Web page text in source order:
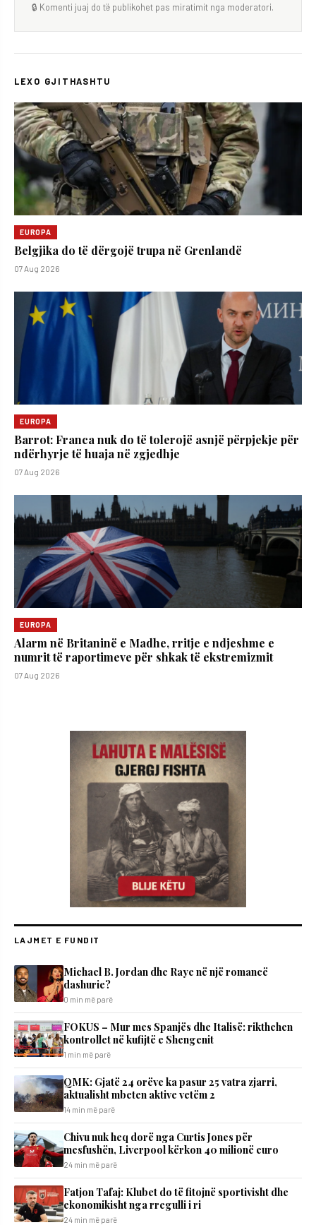
🔒 Komenti juaj do të publikohet pas miratimit nga moderatori.
LEXO GJITHASHTU
EUROPA
Belgjika do të dërgojë trupa në Grenlandë
07 Aug 2026
EUROPA
Barrot: Franca nuk do të tolerojë asnjë përpjekje për
ndërhyrje të huaja në zgjedhje
07 Aug 2026
EUROPA
Alarm në Britaninë e Madhe, rritje e ndjeshme e
numrit të raportimeve për shkak të ekstremizmit
07 Aug 2026
LAJMET E FUNDIT
Michael B. Jordan dhe Raye në një romancë
dashurie?
0 min më parë
FOKUS – Mur mes Spanjës dhe Italisë: rikthehen
kontrollet në kufijtë e Shengenit
1 min më parë
QMK: Gjatë 24 orëve ka pasur 25 vatra zjarri,
aktualisht mbeten aktive vetëm 2
14 min më parë
Chivu nuk heq dorë nga Curtis Jones për
mesfushën, Liverpool kërkon 40 milionë euro
24 min më parë
Fatjon Tafaj: Klubet do të fitojnë sportivisht dhe
ekonomikisht nga rregulli i ri
24 min më parë